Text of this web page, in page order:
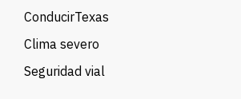
ConducirTexas
Clima severo
Seguridad vial